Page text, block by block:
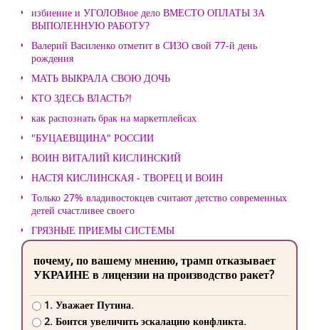
избиение и УГОЛОВное дело ВМЕСТО ОПЛАТЫ ЗА
ВЫПОЛЕННУЮ РАБОТУ?
Валерий Василенко отметит в СИЗО свой 77-й день
рождения
МАТЬ ВЫКРАЛА СВОЮ ДОЧЬ
КТО ЗДЕСЬ ВЛАСТЬ?!
как распознать брак на маркетплейсах
"БУЦАЕВЩИНА" РОССИИ
ВОИН ВИТАЛИЙ КИСЛИНСКИЙ
НАСТЯ КИСЛИНСКАЯ - ТВОРЕЦ И ВОИН
Только 27% владивостокцев считают детство современных
детей счастливее своего
ГРЯЗНЫЕ ПРИЕМЫ СИСТЕМЫ
почему, по вашему мнению, трамп отказывает
УКРАИНЕ в лицензии на производство ракет?
1. Уважает Путина.
2. Боится увеличить эскалацию конфликта.